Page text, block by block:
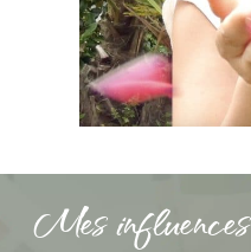
Mes influences